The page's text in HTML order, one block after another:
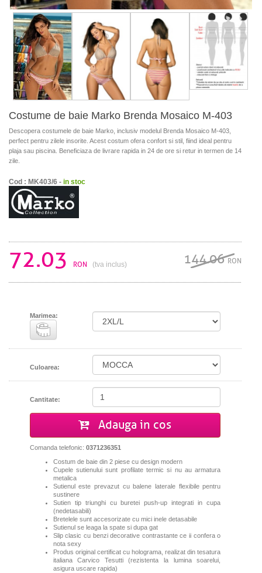
Costume de baie Marko Brenda Mosaico M-403
Descopera costumele de baie Marko, inclusiv modelul Brenda Mosaico M-403,
perfect pentru zilele insorite. Acest costum ofera confort si stil, fiind ideal pentru
plaja sau piscina. Beneficiaza de livrare rapida in 24 de ore si retur in termen de 14
zile.
Cod : MK403/6 - in stoc
72.03 RON (tva inclus) 144.06RON
Marimea:
Culoarea:
Cantitate:
Adauga in cos
Comanda telefonic: 0371236351
Costum de baie din 2 piese cu design modern
Cupele sutienului sunt profilate termic si nu au armatura
metalica
Sutienul este prevazut cu balene laterale flexibile pentru
sustinere
Sutien tip triunghi cu buretei push-up integrati in cupa
(nedetasabili)
Bretelele sunt accesorizate cu mici inele detasabile
Sutienul se leaga la spate si dupa gat
Slip clasic cu benzi decorative contrastante ce ii confera o
nota sexy
Produs original certificat cu holograma, realizat din tesatura
italiana Carvico Tesutti (rezistenta la lumina soarelui,
asigura uscare rapida)